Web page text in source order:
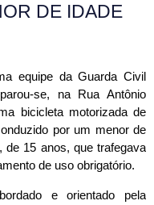
DE IDADE
equipe da Guarda Civil
se, na Rua Antônio
bicicleta motorizada de
por um menor de
de 15 anos, que trafegava
de uso obrigatório.
e orientado pela